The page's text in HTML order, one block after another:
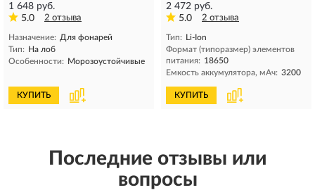
1 648 руб.
5.0
2 отзыва
Назначение: Для фонарей
Тип: На лоб
Особенности: Морозоустойчивые
КУПИТЬ
2 472 руб.
5.0
2 отзыва
Тип: Li-Ion
Формат (типоразмер) элементов
питания: 18650
Емкость аккумулятора, мAч: 3200
КУПИТЬ
Последние отзывы или
вопросы